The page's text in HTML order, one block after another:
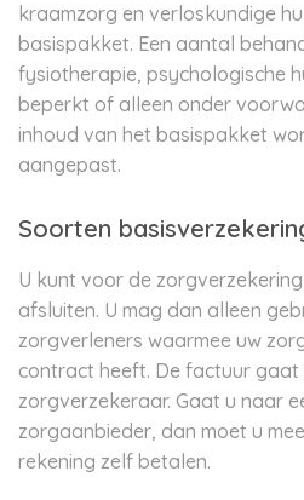
kraamzorg en verloskundige
basispakket. Een aantal
fysiotherapie, psychologische
beperkt of alleen onder
inhoud van het basispakket
aangepast.
Soorten
U kunt voor de
afsluiten. U mag dan alleen
zorgverleners waarmee uw
contract heeft. De factuur gaat
zorgverzekeraar. Gaat u naar
zorgaanbieder, dan moet u
rekening zelf betalen.